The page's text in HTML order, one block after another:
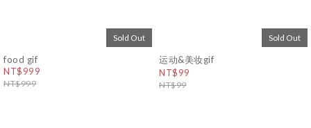
Sold Out
food gif
NT$999
NT$999
Sold Out
运动&美妆gif
NT$99
NT$99